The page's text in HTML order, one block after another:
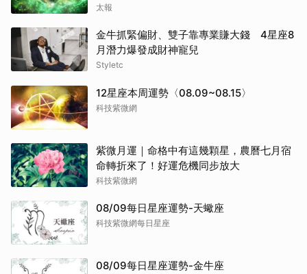
太報
金牛抓緊偏財、雙子靠專業賺大錢 4星座8
月潛力爆發成財神寵兒
Styletc
12星座本周運勢〈08.09~08.15〉
科技紫微網
紫微月運｜命格中有這幾顆星，農曆七月宿
命轉折來了！好運危機同步放大
科技紫微網
08/09每日星座運勢-天蠍座
科技紫微網每日星座
08/09每日星座運勢-金牛座